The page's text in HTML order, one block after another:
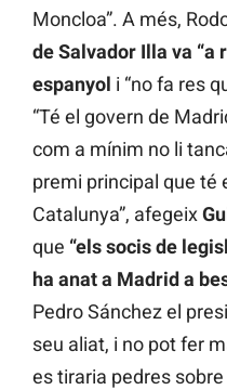
Moncloa”. A més,
de Salvador Illa va “a
espanyol i “no fa res
“Té el govern de
com a mínim no li
premi principal que té
Catalunya”, afegeix
que “els socis de
ha anat a Madrid a
Pedro Sánchez el
seu aliat, i no pot fer
es tiraria pedres